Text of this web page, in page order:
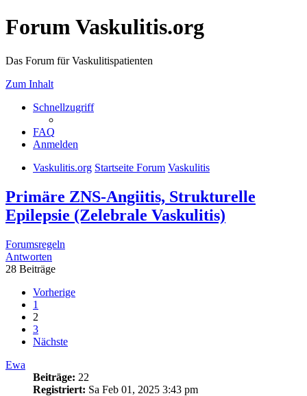
Forum Vaskulitis.org
Das Forum für Vaskulitispatienten
Zum Inhalt
Schnellzugriff
FAQ
Anmelden
Vaskulitis.org Startseite Forum Vaskulitis
Primäre ZNS-Angiitis, Strukturelle
Epilepsie (Zelebrale Vaskulitis)
Forumsregeln
Antworten
28 Beiträge
Vorherige
1
2
3
Nächste
Ewa
Beiträge: 22
Registriert: Sa Feb 01, 2025 3:43 pm